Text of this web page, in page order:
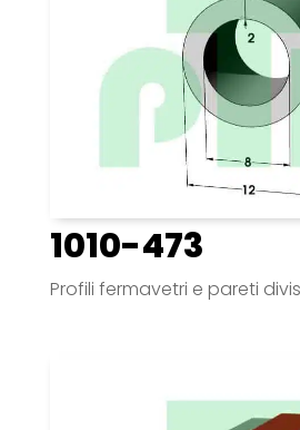
1010-473
Profili fermavetri e pareti